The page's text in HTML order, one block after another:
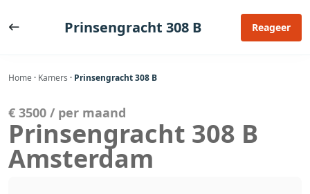
naar
Prinsengracht 308 B Reageer
Home · Kamers · Prinsengracht 308 B
€ 3500 / per maand
Prinsengracht 308 B
Amsterdam